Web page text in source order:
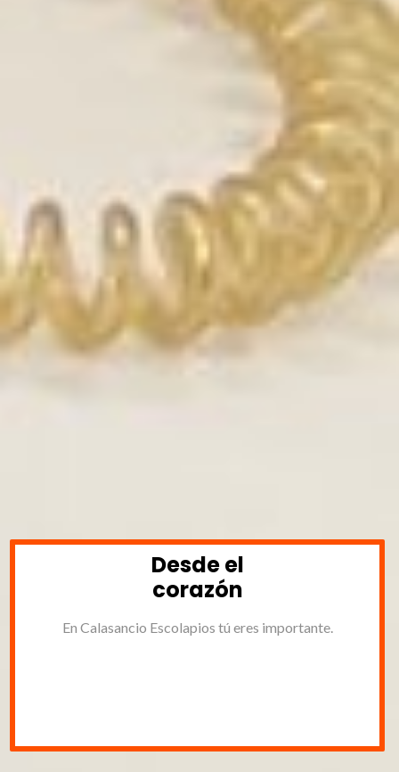
Desde el
corazón
En Calasancio Escolapios tú eres importante.